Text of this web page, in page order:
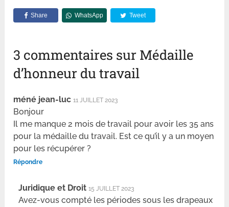
Share WhatsApp Tweet
3 commentaires sur Médaille
d’honneur du travail
méné jean-luc 11 JUILLET 2023
Bonjour
Il me manque 2 mois de travail pour avoir les 35 ans
pour la médaille du travail. Est ce qu’il y a un moyen
pour les récupérer ?
Répondre
Juridique et Droit 15 JUILLET 2023
Avez-vous compté les périodes sous les drapeaux